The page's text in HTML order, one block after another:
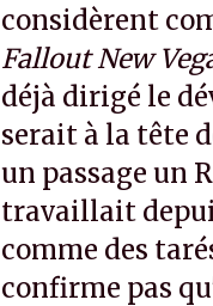
considèrent
Fallout New
déjà dirigé le
serait à la tête
un passage un
travaillait
comme des
confirme pas